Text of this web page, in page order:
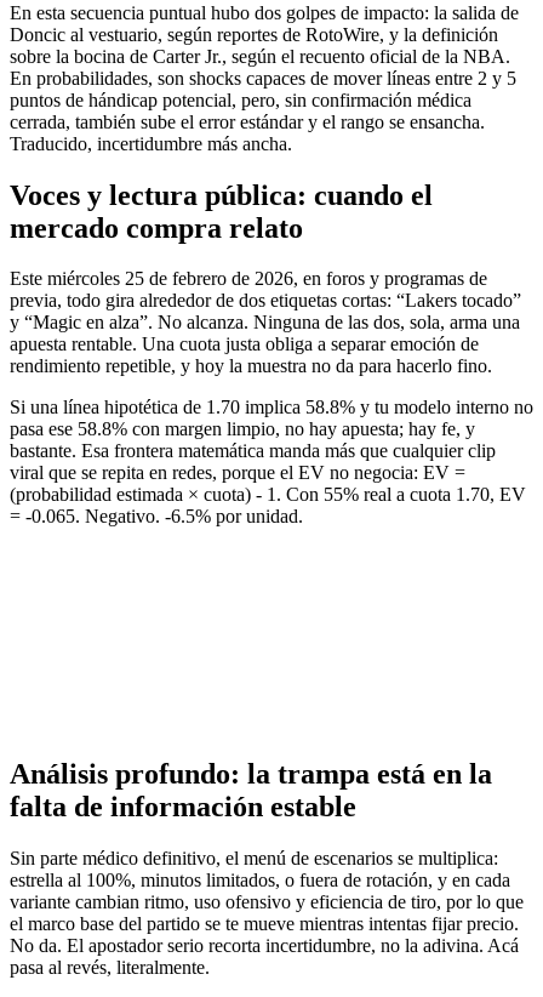
En esta secuencia puntual hubo dos golpes de impacto: la salida de
Doncic al vestuario, según reportes de RotoWire, y la definición
sobre la bocina de Carter Jr., según el recuento oficial de la NBA.
En probabilidades, son shocks capaces de mover líneas entre 2 y 5
puntos de hándicap potencial, pero, sin confirmación médica
cerrada, también sube el error estándar y el rango se ensancha.
Traducido, incertidumbre más ancha.
Voces y lectura pública: cuando el
mercado compra relato
Este miércoles 25 de febrero de 2026, en foros y programas de
previa, todo gira alrededor de dos etiquetas cortas: “Lakers tocado”
y “Magic en alza”. No alcanza. Ninguna de las dos, sola, arma una
apuesta rentable. Una cuota justa obliga a separar emoción de
rendimiento repetible, y hoy la muestra no da para hacerlo fino.
Si una línea hipotética de 1.70 implica 58.8% y tu modelo interno no
pasa ese 58.8% con margen limpio, no hay apuesta; hay fe, y
bastante. Esa frontera matemática manda más que cualquier clip
viral que se repita en redes, porque el EV no negocia: EV =
(probabilidad estimada × cuota) - 1. Con 55% real a cuota 1.70, EV
= -0.065. Negativo. -6.5% por unidad.
Análisis profundo: la trampa está en la
falta de información estable
Sin parte médico definitivo, el menú de escenarios se multiplica:
estrella al 100%, minutos limitados, o fuera de rotación, y en cada
variante cambian ritmo, uso ofensivo y eficiencia de tiro, por lo que
el marco base del partido se te mueve mientras intentas fijar precio.
No da. El apostador serio recorta incertidumbre, no la adivina. Acá
pasa al revés, literalmente.